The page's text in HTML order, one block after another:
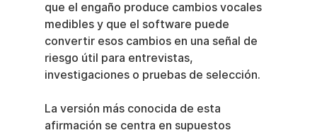
que el engaño produce cambios vocales
medibles y que el software puede
convertir esos cambios en una señal de
riesgo útil para entrevistas,
investigaciones o pruebas de selección.
La versión más conocida de esta
afirmación se centra en supuestos